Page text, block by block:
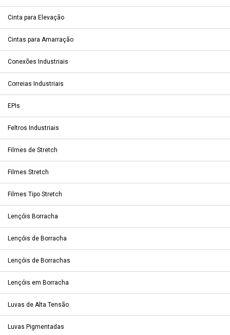
Cinta para Elevação
Cintas para Amarração
Conexões Industriais
Correias Industriais
EPIs
Feltros Industriais
Filmes de Stretch
Filmes Stretch
Filmes Tipo Stretch
Lençóis Borracha
Lençóis de Borracha
Lençóis de Borrachas
Lençóis em Borracha
Luvas de Alta Tensão
Luvas Pigmentadas